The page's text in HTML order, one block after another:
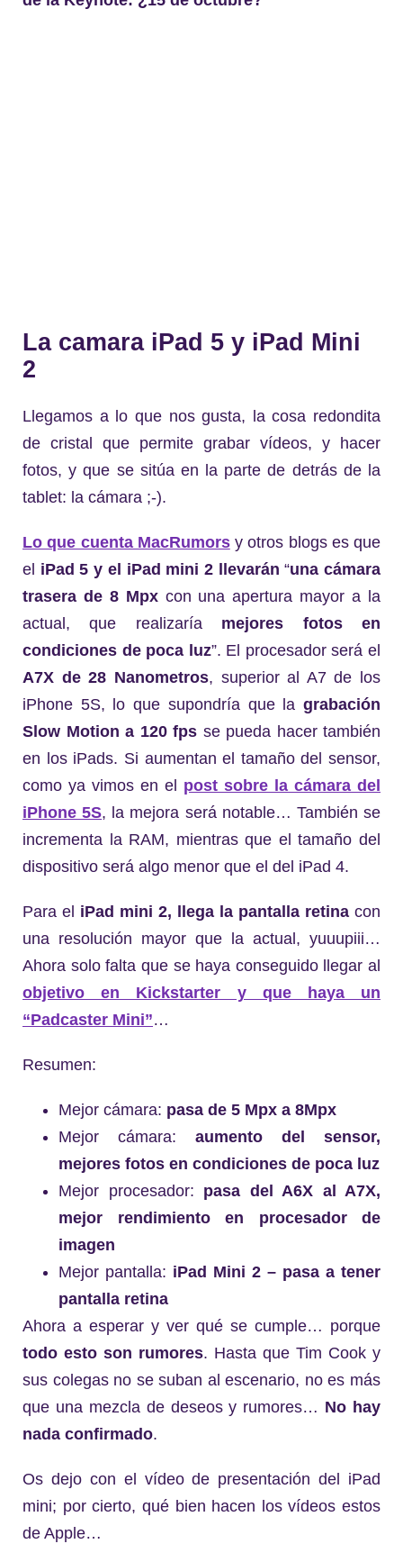
La camara iPad 5 y iPad Mini
2
Llegamos a lo que nos gusta, la cosa redondita
de cristal que permite grabar vídeos, y hacer
fotos, y que se sitúa en la parte de detrás de la
tablet: la cámara ;-).
Lo que cuenta MacRumorsy otros blogs es que
el iPad 5 y el iPad mini 2 llevarán “una cámara
trasera de 8 Mpxcon una apertura mayor a la
actual, que realizaría mejores fotos en
condiciones de poca luz”. El procesador será el
A7X de 28 Nanometros, superior al A7 de los
iPhone 5S, lo que supondría que la grabación
Slow Motion a 120 fps se pueda hacer también
en los iPads. Si aumentan el tamaño del sensor,
como ya vimos en el post sobre la cámara del
iPhone 5S, la mejora será notable… También se
incrementa la RAM, mientras que el tamaño del
dispositivo será algo menor que el del iPad 4.
Para el iPad mini 2, llega la pantalla retina con
una resolución mayor que la actual, yuuupiii…
Ahora solo falta que se haya conseguido llegar al
objetivo en Kickstarter y que haya un
“Padcaster Mini”…
Resumen:
Mejor cámara: pasa de 5 Mpx a 8Mpx
Mejor cámara: aumento del sensor,
mejores fotos en condiciones de poca luz
Mejor procesador: pasa del A6X al A7X,
mejor rendimiento en procesador de
imagen
Mejor pantalla: iPad Mini 2 – pasa a tener
pantalla retina
Ahora a esperar y ver qué se cumple… porque
todo esto son rumores. Hasta que Tim Cook y
sus colegas no se suban al escenario, no es más
que una mezcla de deseos y rumores… No hay
nada confirmado.
Os dejo con el vídeo de presentación del iPad
mini; por cierto, qué bien hacen los vídeos estos
de Apple…